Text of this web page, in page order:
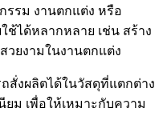
รรม งานตกแต่ง หรือ
ช้ได้หลากหลาย เช่น สร้าง
วยงามในงานตกแต่ง
สั่งผลิตได้ในวัสดุที่แตกต่าง
ยม เพื่อให้เหมาะกับความ